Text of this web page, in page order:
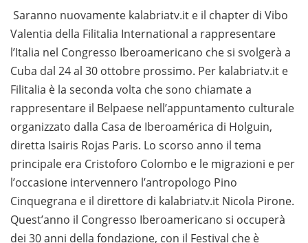
Saranno nuovamente kalabriatv.it e il chapter di Vibo
Valentia della Filitalia International a rappresentare
l’Italia nel Congresso Iberoamericano che si svolgerà a
Cuba dal 24 al 30 ottobre prossimo. Per kalabriatv.it e
Filitalia è la seconda volta che sono chiamate a
rappresentare il Belpaese nell’appuntamento culturale
organizzato dalla Casa de Iberoamérica di Holguin,
diretta Isairis Rojas Paris. Lo scorso anno il tema
principale era Cristoforo Colombo e le migrazioni e per
l’occasione intervennero l’antropologo Pino
Cinquegrana e il direttore di kalabriatv.it Nicola Pirone.
Quest’anno il Congresso Iberoamericano si occuperà
dei 30 anni della fondazione, con il Festival che è